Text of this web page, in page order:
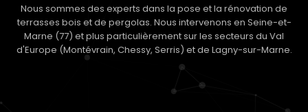
Nous sommes des experts dans la pose et la rénovation de
terrasses bois et de pergolas. Nous intervenons en Seine-et-
Marne (77) et plus particulièrement sur les secteurs du Val
d'Europe (Montévrain, Chessy, Serris) et de Lagny-sur-Marne.